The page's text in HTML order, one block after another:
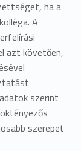
ha a
A
azt követően,
szerint
szerepet